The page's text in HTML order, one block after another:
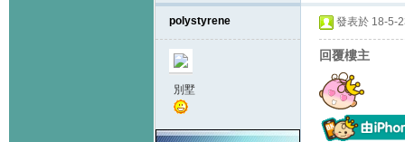
polystyrene
別墅
發表於 18-5-
回覆樓主